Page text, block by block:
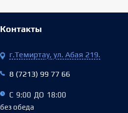
Контакты
г.Темиртау, ул. Абая 219.
8 (7213) 99 77 66
С 9:00 ДО 18:00
без обеда